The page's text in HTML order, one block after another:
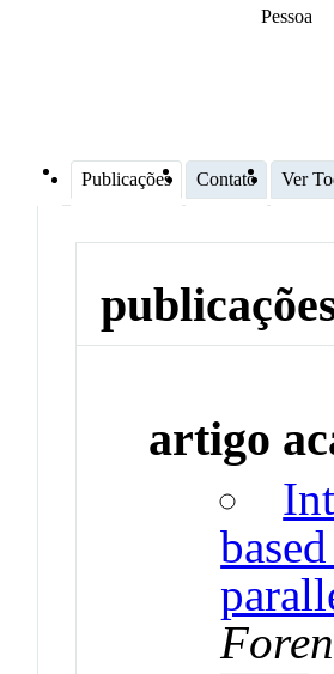
Pessoa
Publicações Contato Ver
artigo